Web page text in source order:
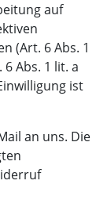
auf
(Art. 6 Abs. 1
Abs. 1 lit. a
ist
an uns. Die